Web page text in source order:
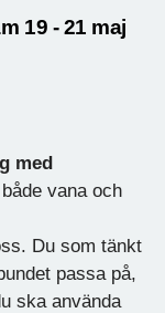
19 - 21 maj
med
vana och
Du som tänkt
passa på,
ska använda